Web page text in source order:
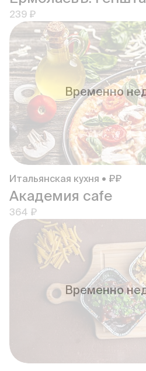
239 ₽
Временно
Итальянская кухня • ₽₽
Академия cafe
364 ₽
Временно